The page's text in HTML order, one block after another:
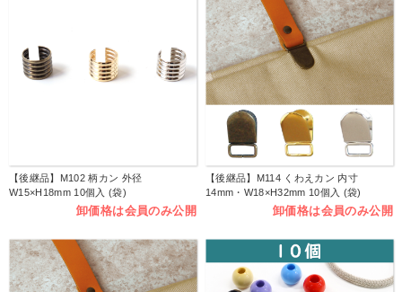
【後継品】M102 柄カン 外径
W15×H18mm 10個入 (袋)
卸価格は会員のみ公開
【後継品】M114 くわえカン 内寸
14mm・W18×H32mm 10個入 (袋)
卸価格は会員のみ公開